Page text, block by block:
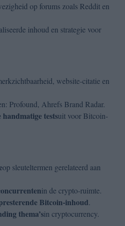
op forums zoals Reddit en
inhoud en strategie voor
website-citatie en
Profound, Ahrefs Brand Radar.
handmatige testsuit voor Bitcoin-
op sleuteltermen gerelateerd aan
in de crypto-ruimte.
Bitcoin-inhoud.
thema’sin cryptocurrency.